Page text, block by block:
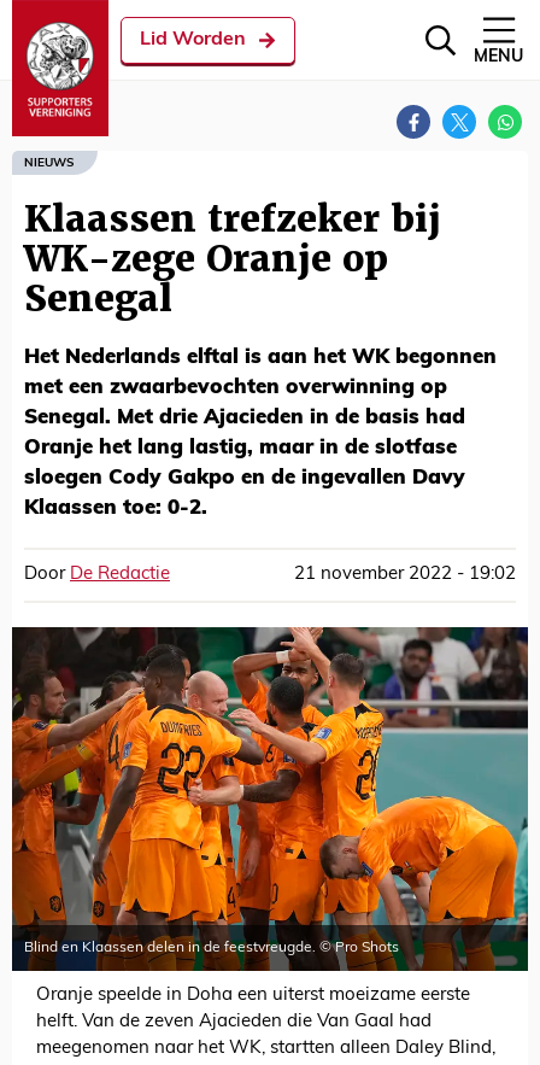
Lid Worden
MENU
NIEUWS
Klaassen trefzeker bij
WK-zege Oranje op
Senegal
Het Nederlands elftal is aan het WK begonnen
met een zwaarbevochten overwinning op
Senegal. Met drie Ajacieden in de basis had
Oranje het lang lastig, maar in de slotfase
sloegen Cody Gakpo en de ingevallen Davy
Klaassen toe: 0-2.
Door De Redactie 21 november 2022 - 19:02
Blind en Klaassen delen in de feestvreugde. © Pro Shots
Oranje speelde in Doha een uiterst moeizame eerste
helft. Van de zeven Ajacieden die Van Gaal had
meegenomen naar het WK, startten alleen Daley Blind,